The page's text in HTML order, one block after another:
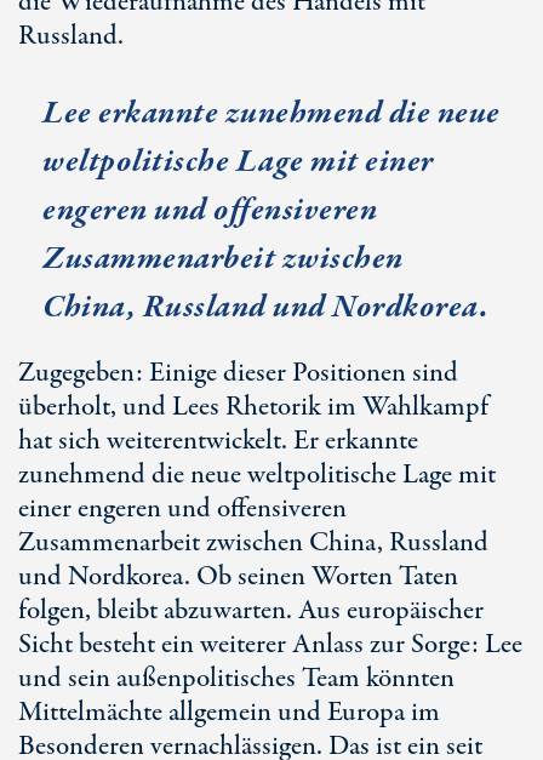
Russland.
Lee erkannte zunehmend die neue
weltpolitische Lage mit einer
engeren und offensiveren
Zusammenarbeit zwischen
China, Russland und Nordkorea.
Zugegeben: Einige dieser Positionen sind
überholt, und Lees Rhetorik im Wahlkampf
hat sich weiterentwickelt. Er erkannte
zunehmend die neue weltpolitische Lage mit
einer engeren und offensiveren
Zusammenarbeit zwischen China, Russland
und Nordkorea. Ob seinen Worten Taten
folgen, bleibt abzuwarten. Aus europäischer
Sicht besteht ein weiterer Anlass zur Sorge: Lee
und sein außenpolitisches Team könnten
Mittelmächte allgemein und Europa im
Besonderen vernachlässigen. Das ist ein seit